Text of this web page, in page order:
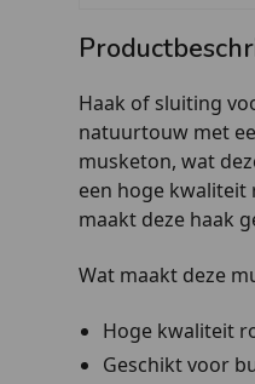
Haak of sluiting
natuurtouw met
musketon, wat
een hoge
maakt deze haak
Wat maakt deze
Hoge kwaliteit
Geschikt voor